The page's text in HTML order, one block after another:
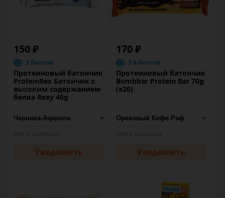
150 ₽
3 баллов
Протеиновый батончик
ProteinRex Батончик с
высоким содержанием
белка Rexy 40g
Уведомить
170 ₽
3.4 баллов
Протеиновый батончик
Bombbar Protein Bar 70g
(х20)
Уведомить